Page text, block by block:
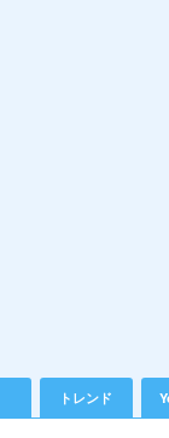
トレンド